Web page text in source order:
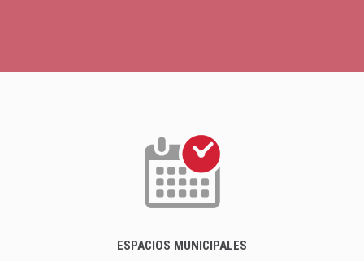
ESPACIOS MUNICIPALES